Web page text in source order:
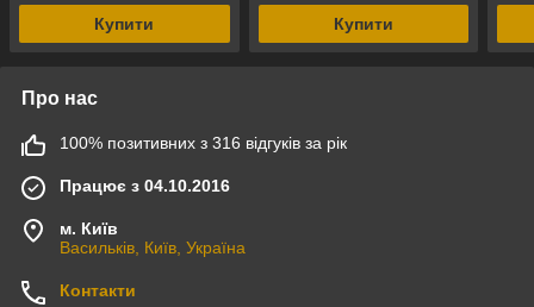
Купити Купити
Про нас
100% позитивних з 316 відгуків за рік
Працює з 04.10.2016
м. Київ
Васильків, Київ, Україна
Контакти